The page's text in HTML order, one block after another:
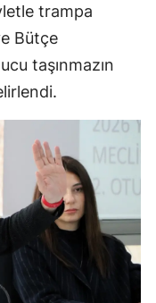
trampa
Bütçe
taşınmazın